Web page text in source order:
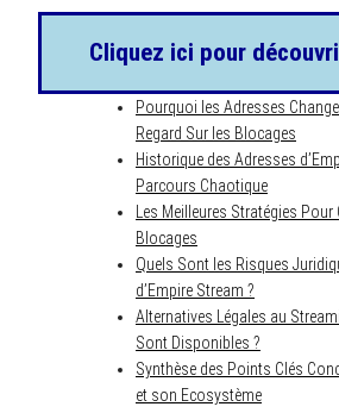
Cliquez ici pour
Pourquoi les Adresses
Regard Sur les Blocages
Historique des Adresses
Parcours Chaotique
Les Meilleures Stratégies
Blocages
Quels Sont les Risques
d’Empire Stream ?
Alternatives Légales au
Sont Disponibles ?
Synthèse des Points Clés
et son Ecosystème